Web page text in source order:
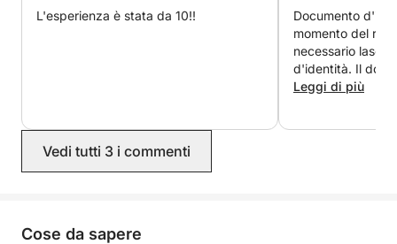
L'esperienza è stata da 10!!
Documento
momento del
necessario
d'identità. Il
rifiutato al
Leggi di più
Vedi tutti 3 i commenti
Cose da sapere